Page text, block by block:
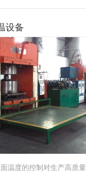
制对生产高质量的压铸件